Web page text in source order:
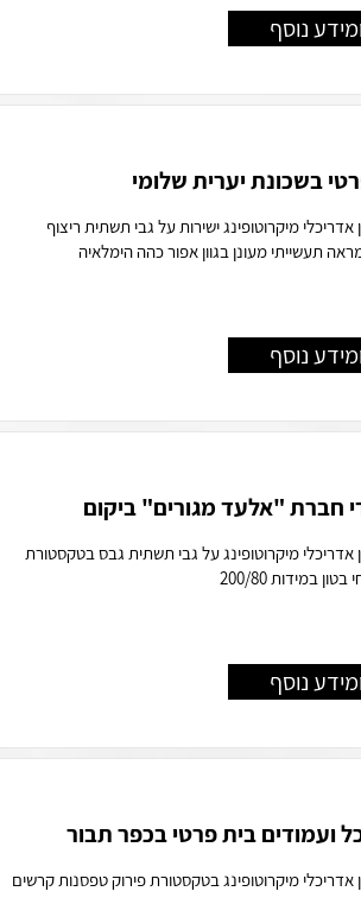
נוסף
בשכונת יערית שלומי
מיקרוטופינג ישירות על גבי תשתית ריצוף
תעשייתי מעונן בגוון אפור כהה הימלאיה
נוסף
חברת "אלעד מגורים" ביקום
אדריכלי מיקרוטופינג על גבי תשתית גבס בטקסטורת
במידות 200/80
נוסף
ועמודים בית פרטי בכפר תבור
אדריכלי מיקרוטופינג בטקסטורת פירוק טפסנות קרשים